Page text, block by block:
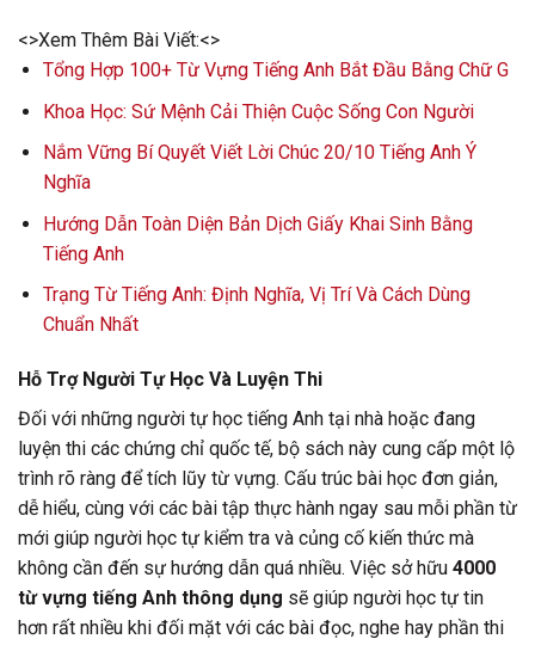
<>Xem Thêm Bài Viết:<>
Tổng Hợp 100+ Từ Vựng Tiếng Anh Bắt Đầu Bằng Chữ G
Khoa Học: Sứ Mệnh Cải Thiện Cuộc Sống Con Người
Nắm Vững Bí Quyết Viết Lời Chúc 20/10 Tiếng Anh Ý
Nghĩa
Hướng Dẫn Toàn Diện Bản Dịch Giấy Khai Sinh Bằng
Tiếng Anh
Trạng Từ Tiếng Anh: Định Nghĩa, Vị Trí Và Cách Dùng
Chuẩn Nhất
Hỗ Trợ Người Tự Học Và Luyện Thi
Đối với những người tự học tiếng Anh tại nhà hoặc đang
luyện thi các chứng chỉ quốc tế, bộ sách này cung cấp một lộ
trình rõ ràng để tích lũy từ vựng. Cấu trúc bài học đơn giản,
dễ hiểu, cùng với các bài tập thực hành ngay sau mỗi phần từ
mới giúp người học tự kiểm tra và củng cố kiến thức mà
không cần đến sự hướng dẫn quá nhiều. Việc sở hữu 4000
từ vựng tiếng Anh thông dụng sẽ giúp người học tự tin
hơn rất nhiều khi đối mặt với các bài đọc, nghe hay phần thi